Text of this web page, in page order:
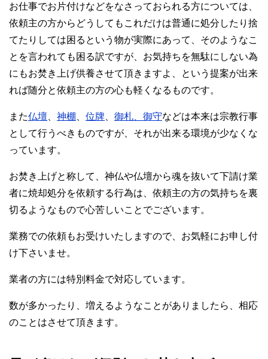
お仕事でお片付けなどをなさっておられる方については、
依頼主の方からどうしてもこれだけは普通に処分したり捨
てたりしては困るという物が実際にあって、そのようなこ
とを言われても困る訳ですが、お気持ちを無駄にしない為
にもお焚き上げ供養させて頂きますよ、という提案が出来
れば随分と依頼主の方の心も軽くなるものです。
また仏壇 神棚 位牌 御札、御守などは本来は宗教行事
として行うべきものですが、それが出来る環境が少なくな
っています。
お焚き上げと称して、神仏や仏壇から魂を抜いて下請け業
者に焼却処分を依頼する行為は、依頼主の方の気持ちを裏
切るようなもので心苦しいことでございます。
業務での依頼もお受けいたしますので、お気軽にお申し付
け下さいませ。
業者の方には特別料金で対応しています。
数が多かったり、増えるようなことがありましたら、相応
のことはさせて頂きます。